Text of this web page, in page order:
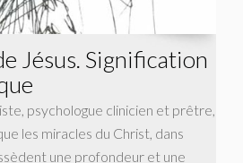
Jésus. Signification
psychologue clinicien et prêtre,
les miracles du Christ, dans
une profondeur et une